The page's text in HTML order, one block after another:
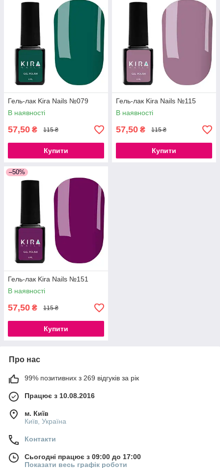
Гель-лак Kira Nails №079
В наявності
57,50 ₴ 115 ₴
Купити
Гель-лак Kira Nails №115
В наявності
57,50 ₴ 115 ₴
Купити
–50%
Гель-лак Kira Nails №151
В наявності
57,50 ₴ 115 ₴
Купити
Про нас
99% позитивних з 269 відгуків за рік
Працює з 10.08.2016
м. Київ
Київ, Україна
Контакти
Сьогодні працює з 09:00 до 17:00
Показати весь графік роботи